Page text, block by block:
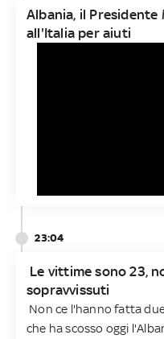
Albania, il Presidente
all'Italia per aiuti
23:04
Le vittime sono 23,
sopravvissuti
Non ce l'hanno fatta
che ha scosso oggi